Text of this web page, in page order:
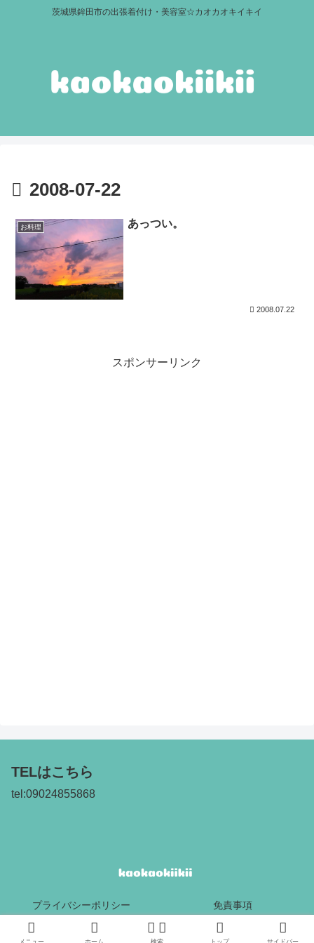
茨城県鉾田市の出張着付け・美容室☆カオカオキイキイ
2008-07-22
お料理 あっつい。
2008.07.22
スポンサーリンク
TELはこちら
tel:09024855868
プライバシーポリシー 免責事項
Copyright © 2017 kaokaokiikii All Rights Reserved.
メニュー ホーム 検索 トップ サイドバー